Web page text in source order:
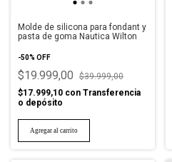
Molde de silicona para fondant y
pasta de goma Nautica Wilton
-50% OFF
$19.999,00
$39.999,00
$17.999,10 con Transferencia
o depósito